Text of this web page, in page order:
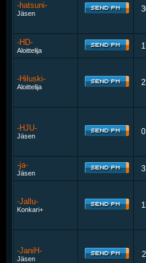
-hatsuni-
Jäsen
-HD-
Aloittelija
-Hiluski-
Aloittelija
-HJU-
Jäsen
-ja-
Jäsen
-Jallu-
Konkari+
-JaniH-
Jäsen